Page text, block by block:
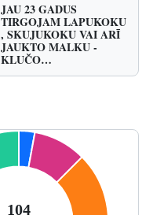
JAU 23 GADUS
TIRGOJAM LAPUKOKU
, SKUJUKOKU VAI ARĪ
JAUKTO MALKU -
KLUČO…